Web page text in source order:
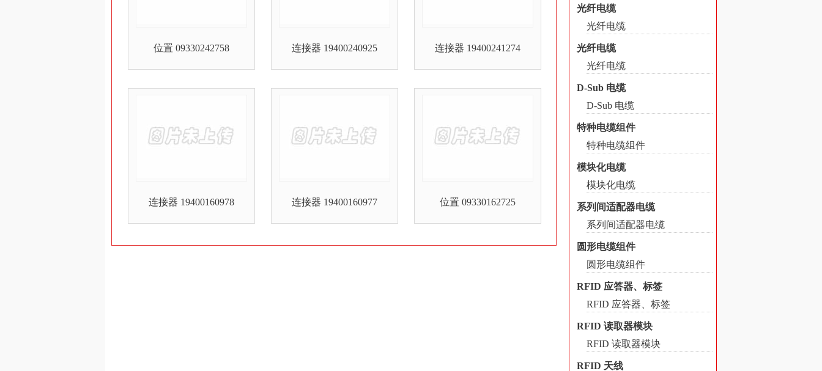
位置 09330242758 连接器 19400240925 连接器 19400241274
连接器 19400160978 连接器 19400160977 位置 09330162725
光纤电缆
光纤电缆
光纤电缆
光纤电缆
D-Sub 电缆
D-Sub 电缆
特种电缆组件
特种电缆组件
模块化电缆
模块化电缆
系列间适配器电缆
系列间适配器电缆
圆形电缆组件
圆形电缆组件
RFID 应答器、标签
RFID 应答器、标签
RFID 读取器模块
RFID 读取器模块
RFID 天线